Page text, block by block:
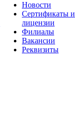
Новости
Сертификаты и
лицензии
Филиалы
Вакансии
Реквизиты